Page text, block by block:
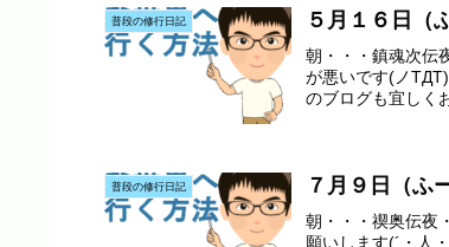
普段の修行日記 ５月１６日（
朝・・・鎮魂次伝
が悪いです(ノ
のブログも宜しく
普段の修行日記 ７月９日（ふ
朝・・・禊奥伝夜
願いします(´・人